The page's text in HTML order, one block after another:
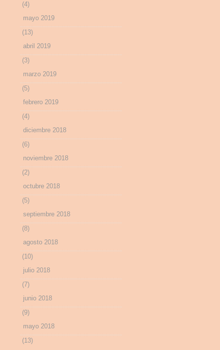
(4)
mayo 2019
(13)
abril 2019
(3)
marzo 2019
(5)
febrero 2019
(4)
diciembre 2018
(6)
noviembre 2018
(2)
octubre 2018
(5)
septiembre 2018
(8)
agosto 2018
(10)
julio 2018
(7)
junio 2018
(9)
mayo 2018
(13)